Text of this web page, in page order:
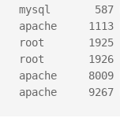
587
1113
1925
1926
8009
9267